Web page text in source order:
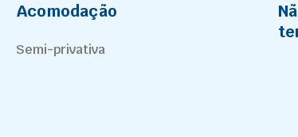
Acomodação
Semi-privativa